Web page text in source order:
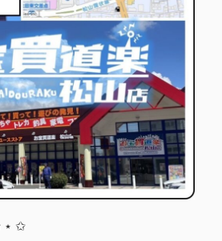
⋆ ✩